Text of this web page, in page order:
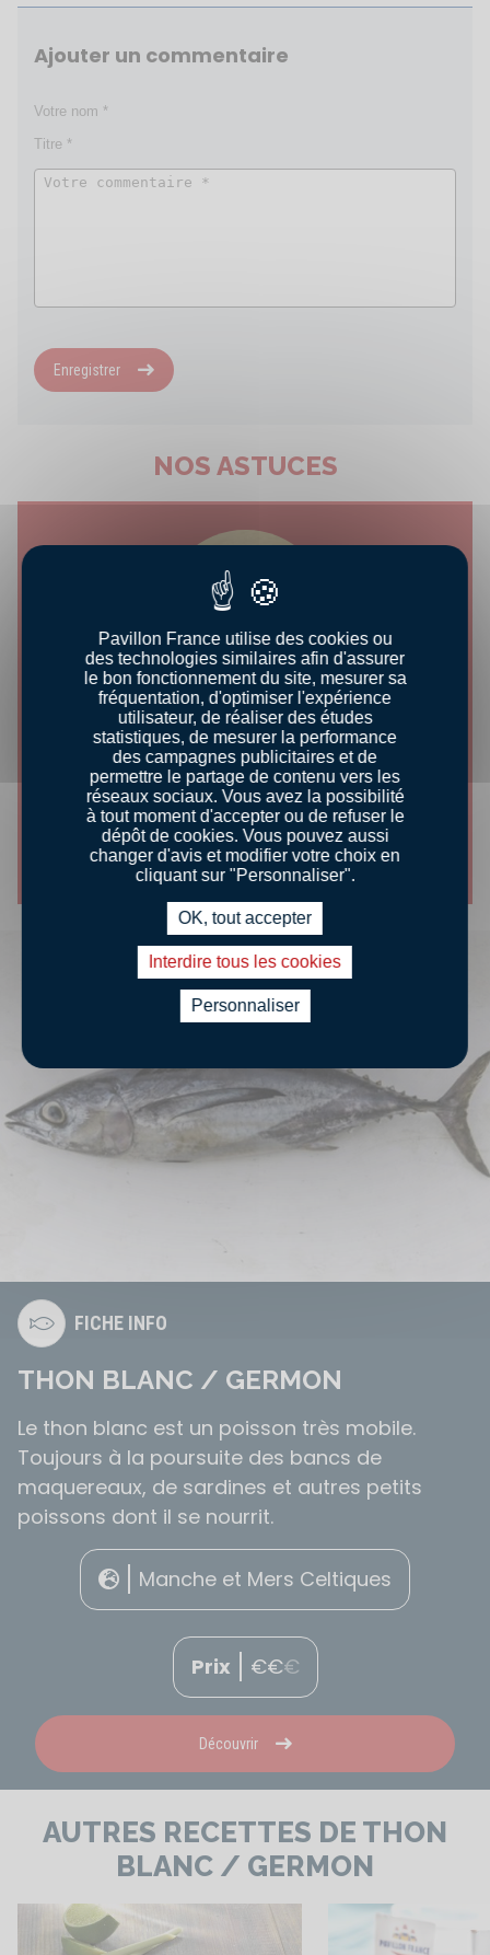
Ajouter un commentaire
Enregistrer
NOS ASTUCES
CONSEILS DÉGUSTATION
PRÉPAREZ DU THON
Découvrir le conseil
FICHE INFO
THON BLANC / GERMON
Le thon blanc est un poisson très mobile.
Toujours à la poursuite des bancs de
maquereaux, de sardines et autres petits
poissons dont il se nourrit.
Manche et Mers Celtiques
Prix €€€
Découvrir
AUTRES RECETTES DE THON
BLANC / GERMON
Pavillon France utilise des cookies ou
des technologies similaires afin d'assurer
le bon fonctionnement du site, mesurer sa
fréquentation, d'optimiser l'expérience
utilisateur, de réaliser des études
statistiques, de mesurer la performance
des campagnes publicitaires et de
permettre le partage de contenu vers les
réseaux sociaux. Vous avez la possibilité
à tout moment d'accepter ou de refuser le
dépôt de cookies. Vous pouvez aussi
changer d'avis et modifier votre choix en
cliquant sur "Personnaliser".
OK, tout accepter
Interdire tous les cookies
Personnaliser